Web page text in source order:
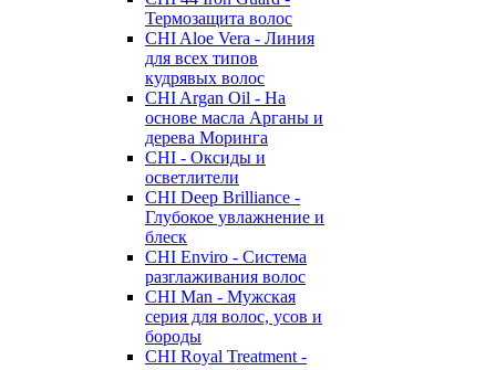
Термозащита волос
CHI Aloe Vera - Линия
для всех типов
кудрявых волос
CHI Argan Oil - На
основе масла Арганы и
дерева Моринга
CHI - Оксиды и
осветлители
CHI Deep Brilliance -
Глубокое увлажнение и
блеск
CHI Enviro - Система
разглаживания волос
CHI Man - Мужская
серия для волос, усов и
бороды
CHI Royal Treatment -